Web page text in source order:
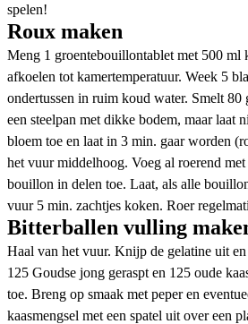
spelen!
Roux maken
Meng 1 groentebouillontablet met 500 ml
afkoelen tot kamertemperatuur. Week 5
ondertussen in ruim koud water. Smelt 80
een steelpan met dikke bodem, maar laat
bloem toe en laat in 3 min. gaar worden
het vuur middelhoog. Voeg al roerend
bouillon in delen toe. Laat, als alle
vuur 5 min. zachtjes koken. Roer
Bitterballen vulling
Haal van het vuur. Knijp de gelatine uit en
125 Goudse jong geraspt en 125 oude
toe. Breng op smaak met peper en
kaasmengsel met een spatel uit over een